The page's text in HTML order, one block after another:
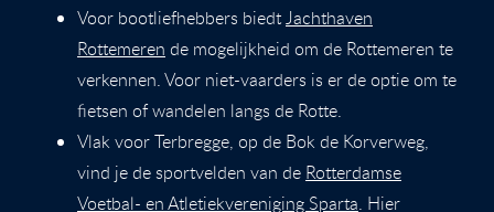
Voor bootliefhebbers biedtJachthaven
Rottemeren de mogelijkheid om de Rottemeren te
verkennen. Voor niet-vaarders is er de optie om te
fietsen of wandelen langs de Rotte.
Vlak voor Terbregge, op de Bok de Korverweg,
vind je de sportvelden van de Rotterdamse
Voetbal- en Atletiekvereniging Sparta. Hier